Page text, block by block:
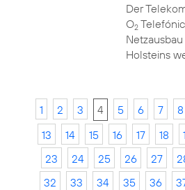
Der
O2
Holsteins
1 2 3 4 5 6 7 8
13
14 15 16 17 18
23
24 25 26 27
32
33 34 35 36